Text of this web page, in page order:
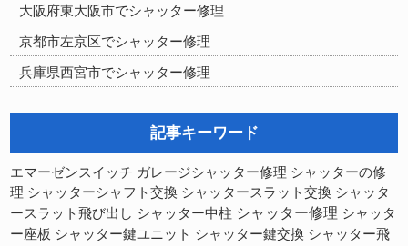
大阪府東大阪市でシャッター修理
京都市左京区でシャッター修理
兵庫県西宮市でシャッター修理
記事キーワード
エマーゼンスイッチ ガレージシャッター修理 シャッターの修
理 シャッターシャフト交換 シャッタースラット交換 シャッタ
ースラット飛び出し シャッター中柱 シャッター修理 シャッタ
ー座板 シャッター鍵ユニット シャッター鍵交換 シャッター飛